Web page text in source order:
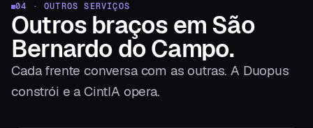
04 · OUTROS SERVIÇOS
Outros braços em São
Bernardo do Campo.
Cada frente conversa com as outras. A Duopus
constrói e a CintIA opera.